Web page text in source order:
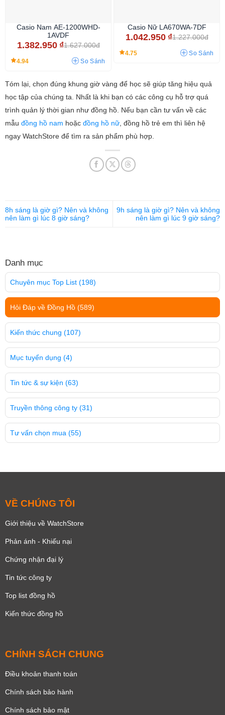
Casio Nam AE-1200WHD-
1AVDF
1.382.950 ₫1.627.000đ
4.94 So Sánh
Casio Nữ LA670WA-7DF
1.042.950 ₫1.227.000đ
4.75 So Sánh
Tóm lại, chọn đúng khung giờ vàng để học sẽ giúp tăng hiệu quả
học tập của chúng ta. Nhất là khi bạn có các công cụ hỗ trợ quá
trình quản lý thời gian như đồng hồ. Nếu bạn cần tư vấn về các
mẫu đồng hồ nam hoặc đồng hồ nữ, đồng hồ trẻ em thì liên hệ
ngay WatchStore để tìm ra sản phẩm phù hợp.
8h sáng là giờ gì? Nên và không
nên làm gì lúc 8 giờ sáng?
9h sáng là giờ gì? Nên và không
nên làm gì lúc 9 giờ sáng?
Danh mục
Chuyên mục Top List (198)
Hỏi Đáp về Đồng Hồ (589)
Kiến thức chung (107)
Mục tuyển dụng (4)
Tin tức & sự kiện (63)
Truyền thông công ty (31)
Tư vấn chọn mua (55)
VỀ CHÚNG TÔI
Giới thiệu về WatchStore
Phản ánh - Khiếu nại
Chứng nhận đại lý
Tin tức công ty
Top list đồng hồ
Kiến thức đồng hồ
CHÍNH SÁCH CHUNG
Điều khoản thanh toán
Chính sách bảo hành
Chính sách bảo mật